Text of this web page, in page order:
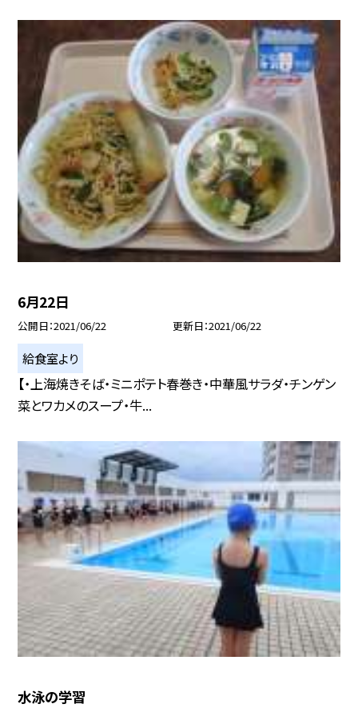
6月22日
公開日 2021/06/22 更新日 2021/06/22
給食室より
【・上海焼きそば・ミニポテト春巻き・中華風サラダ・チンゲン
菜とワカメのスープ・牛...
水泳の学習